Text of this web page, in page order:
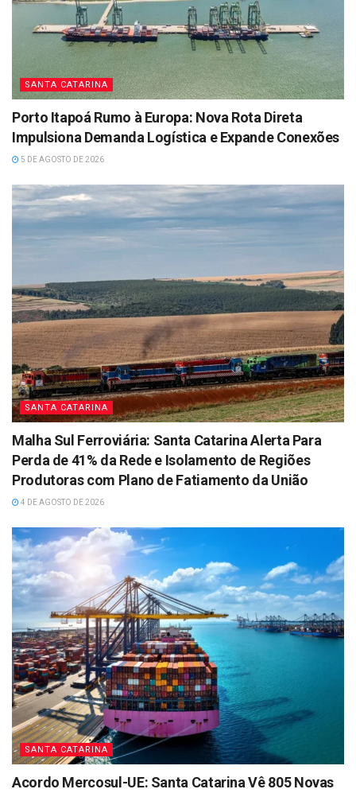
SANTA CATARINA
Porto Itapoá Rumo à Europa: Nova Rota Direta
Impulsiona Demanda Logística e Expande Conexões
5 DE AGOSTO DE 2026
SANTA CATARINA
Malha Sul Ferroviária: Santa Catarina Alerta Para
Perda de 41% da Rede e Isolamento de Regiões
Produtoras com Plano de Fatiamento da União
4 DE AGOSTO DE 2026
SANTA CATARINA
Acordo Mercosul-UE: Santa Catarina Vê 805 Novas